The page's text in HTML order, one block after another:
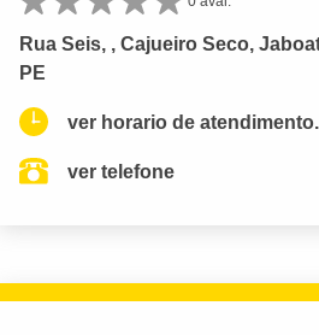
Rua Seis, , Cajueiro Seco,
PE
ver horario de atendimento.
ver telefone